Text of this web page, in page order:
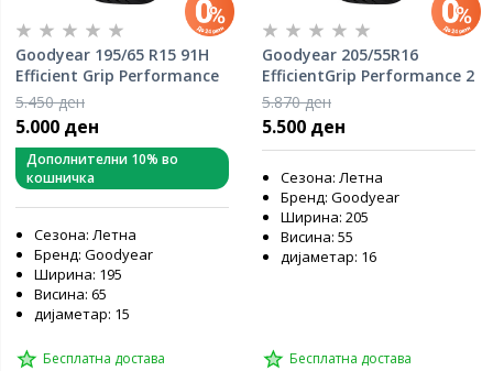
Goodyear 195/65 R15 91H
Efficient Grip Performance
2 - DOT 1525
5.450 ден
5.000 ден
Дополнителни 10% во
кошничка
Сезона: Летна
Бренд: Goodyear
Ширина: 195
Висина: 65
дијаметар: 15
Бесплатна достава
Goodyear 205/55R16
EfficientGrip Performance 2
91V - DOT 1026
5.870 ден
5.500 ден
Сезона: Летна
Бренд: Goodyear
Ширина: 205
Висина: 55
дијаметар: 16
Бесплатна достава